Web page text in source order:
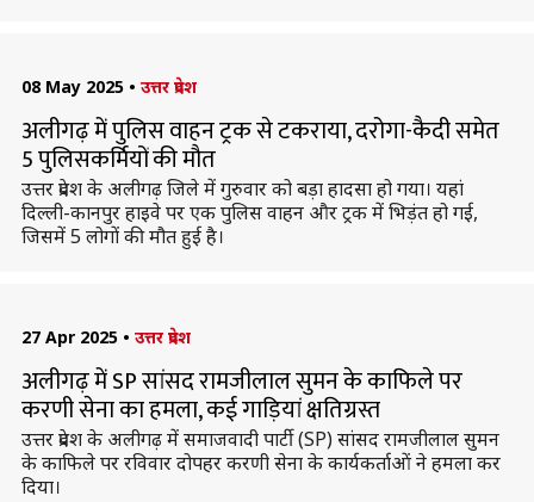
08 May 2025 • उत्तर प्रदेश
अलीगढ़ में पुलिस वाहन ट्रक से टकराया, दरोगा-कैदी समेत
5 पुलिसकर्मियों की मौत
उत्तर प्रदेश के अलीगढ़ जिले में गुरुवार को बड़ा हादसा हो गया। यहां
दिल्ली-कानपुर हाइवे पर एक पुलिस वाहन और ट्रक में भिड़ंत हो गई,
जिसमें 5 लोगों की मौत हुई है।
27 Apr 2025 • उत्तर प्रदेश
अलीगढ़ में SP सांसद रामजीलाल सुमन के काफिले पर
करणी सेना का हमला, कई गाड़ियां क्षतिग्रस्त
उत्तर प्रदेश के अलीगढ़ में समाजवादी पार्टी (SP) सांसद रामजीलाल सुमन
के काफिले पर रविवार दोपहर करणी सेना के कार्यकर्ताओं ने हमला कर
दिया।